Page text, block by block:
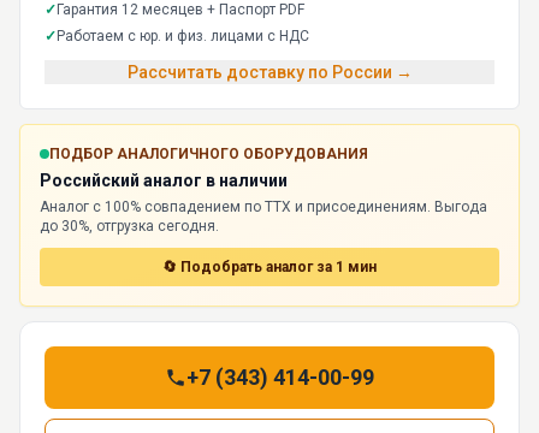
✓ Гарантия 12 месяцев + Паспорт PDF
✓ Работаем с юр. и физ. лицами с НДС
Рассчитать доставку по России →
ПОДБОР АНАЛОГИЧНОГО ОБОРУДОВАНИЯ
Российский аналог в наличии
Аналог с 100% совпадением по ТТХ и присоединениям. Выгода
до 30%, отгрузка сегодня.
🔄 Подобрать аналог за 1 мин
+7 (343) 414-00-99